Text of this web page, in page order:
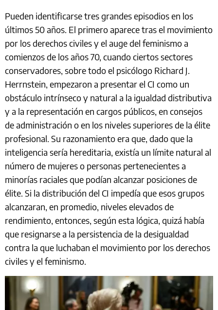
Pueden identificarse tres grandes episodios en los
últimos 50 años. El primero aparece tras el movimiento
por los derechos civiles y el auge del feminismo a
comienzos de los años 70, cuando ciertos sectores
conservadores, sobre todo el psicólogo Richard J.
Herrnstein, empezaron a presentar el CI como un
obstáculo intrínseco y natural a la igualdad distributiva
y a la representación en cargos públicos, en consejos
de administración o en los niveles superiores de la élite
profesional. Su razonamiento era que, dado que la
inteligencia sería hereditaria, existía un límite natural al
número de mujeres o personas pertenecientes a
minorías raciales que podían alcanzar posiciones de
élite. Si la distribución del CI impedía que esos grupos
alcanzaran, en promedio, niveles elevados de
rendimiento, entonces, según esta lógica, quizá había
que resignarse a la persistencia de la desigualdad
contra la que luchaban el movimiento por los derechos
civiles y el feminismo.